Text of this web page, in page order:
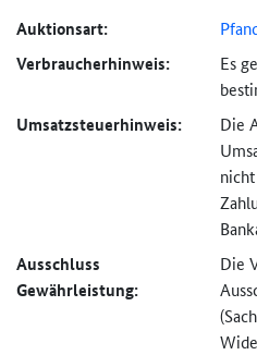
Auktionsart:
Verbraucher­hinweis:
Es
Umsatzsteuer­hinweis:
Die
Ausschluss
Gewährleistung:
Die